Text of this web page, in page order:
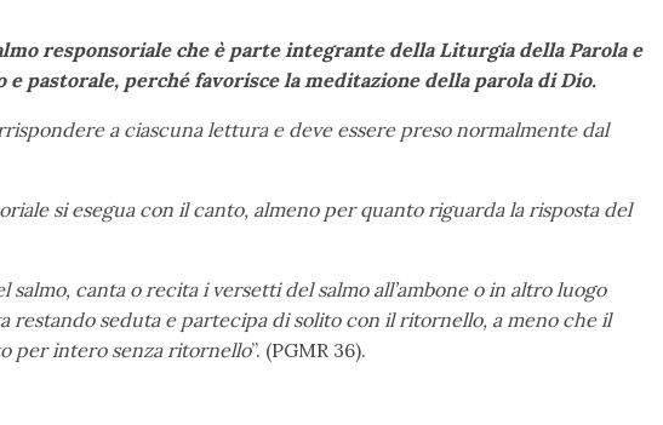
responsoriale che è parte integrante della Liturgia della Parola e
pastorale, perché favorisce la meditazione della parola di Dio.
a ciascuna lettura e deve essere preso normalmente dal
si esegua con il canto, almeno per quanto riguarda la risposta del
salmo, canta o recita i versetti del salmo all’ambone o in altro luogo
restando seduta e partecipa di solito con il ritornello, a meno che il
per intero senza ritornello”. (PGMR 36).